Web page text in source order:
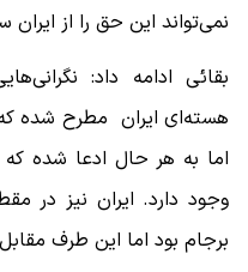
نمی‌تواند این حق را از
بقائی ادامه داد:
هسته‌ای ایران مطرح شده که
اما به هر حال ادعا شده که
وجود دارد. ایران نیز در
برجام بود اما این طرف